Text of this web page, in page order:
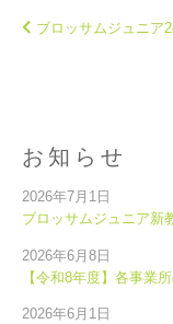
お知らせ
ブロッサムジュニア新
2026年7月1日
【令和8年度】各事業
2026年6月8日
2026年6月1日